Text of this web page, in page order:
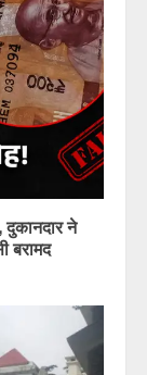
दुकानदार ने
बरामद